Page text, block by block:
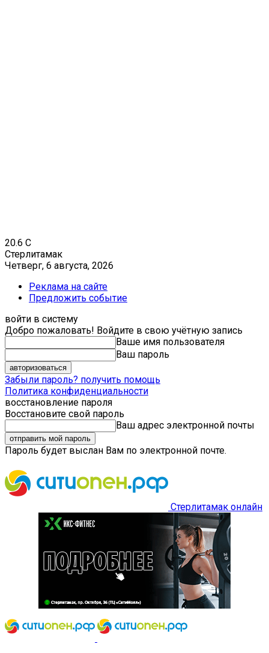
20.6 C
Стерлитамак
Четверг, 6 августа, 2026
Реклама на сайте
Предложить событие
войти в систему
Добро пожаловать! Войдите в свою учётную запись
Ваше имя пользователя
Ваш пароль
Забыли пароль? получить помощь
Политика конфиденциальности
восстановление пароля
Восстановите свой пароль
Ваш адрес электронной почты
Пароль будет выслан Вам по электронной почте.
Стерлитамак онлайн